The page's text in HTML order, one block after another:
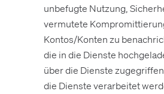
unbefugte Nutzung,
vermutete
Kontos/Konten zu
die in die Dienste
über die Dienste
die Dienste verarbeitet